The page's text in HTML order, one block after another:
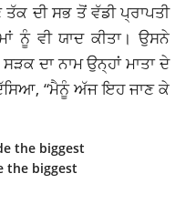
ਦੀ ਸਭ ਤੋਂ ਵੱਡੀ ਪ੍ਰਾਪਤੀ
ਨੂੰ ਵੀ ਯਾਦ ਕੀਤਾ। ਉਸਨੇ
ਦਾ ਨਾਮ ਉਨ੍ਹਾਂ ਮਾਤਾ ਦੇ
“ਮੈਨੂੰ ਅੱਜ ਇਹ ਜਾਣ ਕੇ
the biggest